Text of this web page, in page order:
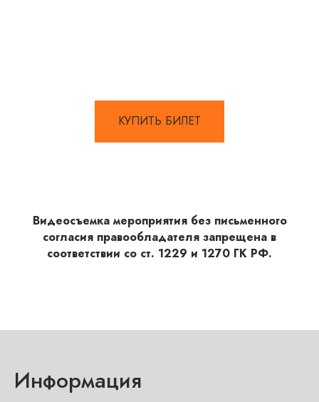
КУПИТЬ БИЛЕТ
Видеосъемка мероприятия без письменного
согласия правообладателя запрещена в
соответствии со ст. 1229 и 1270 ГК РФ.
Информация